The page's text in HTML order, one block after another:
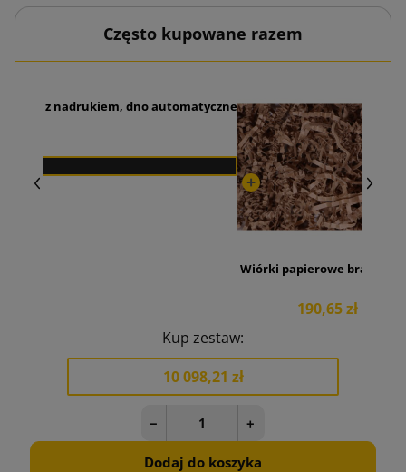
Często kupowane razem
z nadrukiem, dno automatyczne
Wiórki papierowe brązowy
190,65 zł
Kup zestaw:
10 098,21 zł
− +
Dodaj do koszyka